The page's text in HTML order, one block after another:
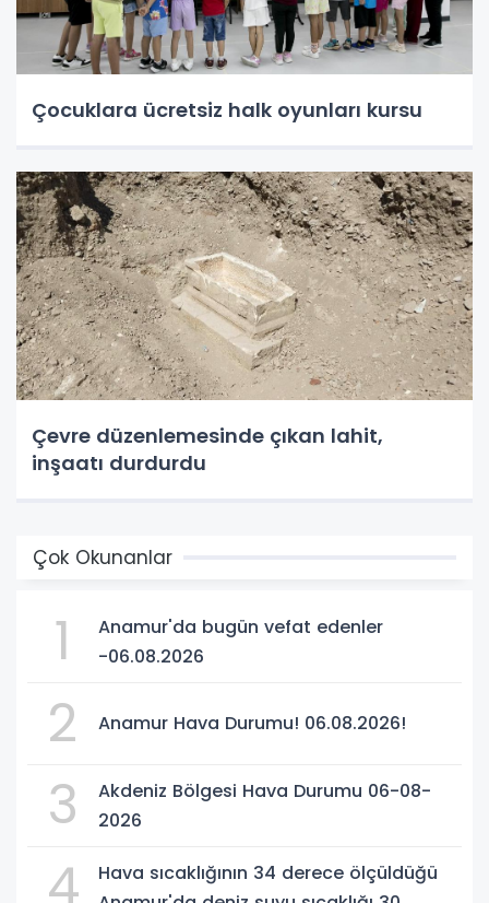
Çocuklara ücretsiz halk oyunları kursu
Çevre düzenlemesinde çıkan lahit,
inşaatı durdurdu
Çok Okunanlar
1
Anamur'da bugün vefat edenler
-06.08.2026
2 Anamur Hava Durumu! 06.08.2026!
3
Akdeniz Bölgesi Hava Durumu 06-08-
2026
4
Hava sıcaklığının 34 derece ölçüldüğü